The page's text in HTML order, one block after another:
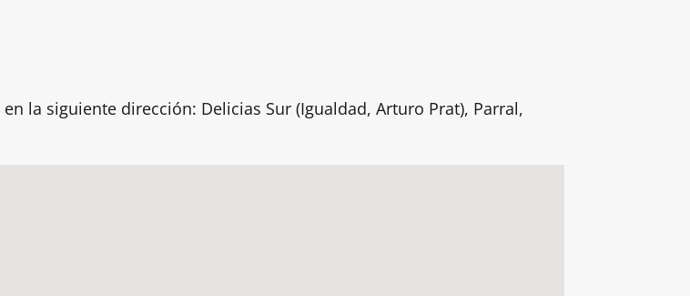
la siguiente dirección: Delicias Sur (Igualdad, Arturo Prat), Parral,